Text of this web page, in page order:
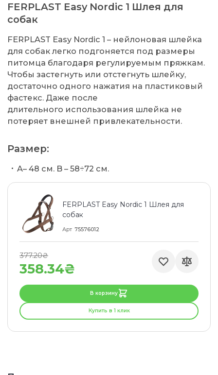
FERPLAST Easy Nordic 1 Шлея для
собак
FERPLAST Easy Nordic 1 – нейлоновая шлейка
для собак легко подгоняется под размеры
питомца благодаря регулируемым пряжкам.
Чтобы застегнуть или отстегнуть шлейку,
достаточно одного нажатия на пластиковый
фастекс. Даже после
длительного использования шлейка не
потеряет внешней привлекательности.
Размер:
A– 48 см. B – 58÷72 см.
FERPLAST Easy Nordic 1 Шлея для
собак
Арт 75576012
358.34₴
377.20₴
В корзину
Купить в 1 клик